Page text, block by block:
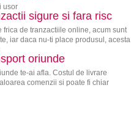
usor
sigure si fara risc
frica de tranzactiile online, acum sunt
iar daca nu-ti place produsul, acesta
oriunde
te-ai afla. Costul de livrare
comenzii si poate fi chiar